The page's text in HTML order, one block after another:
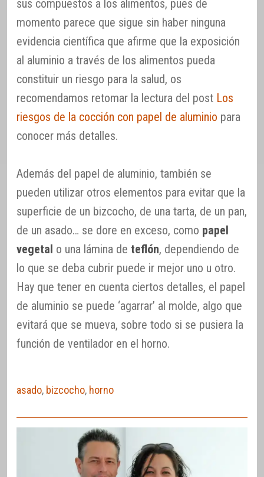
sus compuestos a los alimentos, pues de
momento parece que sigue sin haber ninguna
evidencia científica que afirme que la exposición
al aluminio a través de los alimentos pueda
constituir un riesgo para la salud, os
recomendamos retomar la lectura del post Los
riesgos de la cocción con papel de aluminio para
conocer más detalles.
Además del papel de aluminio, también se
pueden utilizar otros elementos para evitar que la
superficie de un bizcocho, de una tarta, de un pan,
de un asado… se dore en exceso, como papel
vegetal o una lámina de teflón, dependiendo de
lo que se deba cubrir puede ir mejor uno u otro.
Hay que tener en cuenta ciertos detalles, el papel
de aluminio se puede ‘agarrar’ al molde, algo que
evitará que se mueva, sobre todo si se pusiera la
función de ventilador en el horno.
asado, bizcocho, horno